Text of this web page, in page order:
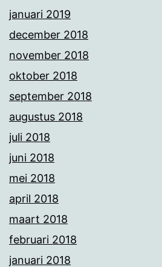
januari 2019
december 2018
november 2018
oktober 2018
september 2018
augustus 2018
juli 2018
juni 2018
mei 2018
april 2018
maart 2018
februari 2018
januari 2018